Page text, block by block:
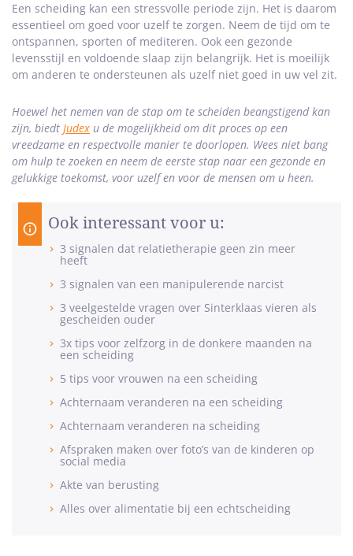
Een scheiding kan een stressvolle periode zijn. Het is daarom
essentieel om goed voor uzelf te zorgen. Neem de tijd om te
ontspannen, sporten of mediteren. Ook een gezonde
levensstijl en voldoende slaap zijn belangrijk. Het is moeilijk
om anderen te ondersteunen als uzelf niet goed in uw vel zit.
Hoewel het nemen van de stap om te scheiden beangstigend kan
zijn, biedt Judex u de mogelijkheid om dit proces op een
vreedzame en respectvolle manier te doorlopen. Wees niet bang
om hulp te zoeken en neem de eerste stap naar een gezonde en
gelukkige toekomst, voor uzelf en voor de mensen om u heen.
Ook interessant voor u:
3 signalen dat relatietherapie geen zin meer
heeft
3 signalen van een manipulerende narcist
3 veelgestelde vragen over Sinterklaas vieren als
gescheiden ouder
3x tips voor zelfzorg in de donkere maanden na
een scheiding
5 tips voor vrouwen na een scheiding
Achternaam veranderen na een scheiding
Achternaam veranderen na scheiding
Afspraken maken over foto’s van de kinderen op
social media
Akte van berusting
Alles over alimentatie bij een echtscheiding